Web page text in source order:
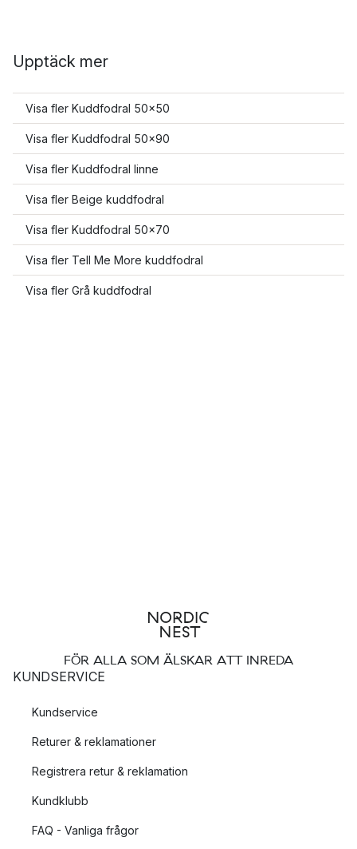
Upptäck mer
Visa fler Kuddfodral 50x50
Visa fler Kuddfodral 50x90
Visa fler Kuddfodral linne
Visa fler Beige kuddfodral
Visa fler Kuddfodral 50x70
Visa fler Tell Me More kuddfodral
Visa fler Grå kuddfodral
FÖR ALLA SOM ÄLSKAR ATT INREDA
KUNDSERVICE
Kundservice
Returer & reklamationer
Registrera retur & reklamation
Kundklubb
FAQ - Vanliga frågor